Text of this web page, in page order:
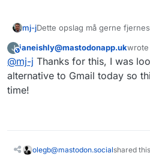
mj-jDette opslag må gerne
Vi har før talt om Tutanota
bud på noget, der er bedre
adresse. Jeg har selv haft
JThis user is from outside of this forum
janeishly@mastodonapp.ukwrote
sidst
@mj-j Thanks for this, I was
alternative to Gmail today so
time!
olegb@mastodon.socialshared